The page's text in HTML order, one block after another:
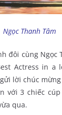
Ngọc Thanh Tâm
đôi cùng Ngọc
Actress in a
lời chúc
với 3 chiếc
qua.